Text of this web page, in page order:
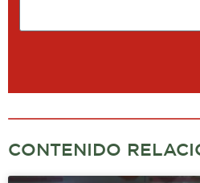
CONTENIDO